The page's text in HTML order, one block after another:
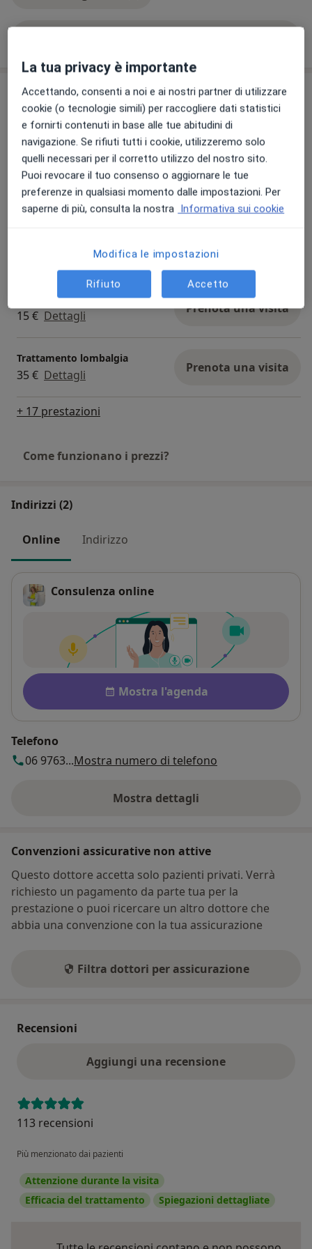
Prestazioni e prezzi
Fisioterapia
Da 30 € Dettagli Prenota una visita
Massoterapia
Da 30 € Dettagli Prenota una visita
Dettagli Prenota una visita
Ultrasuoni
15 € Dettagli Prenota una visita
Trattamento lombalgia
35 € Dettagli Prenota una visita
+ 17 prestazioni
Come funzionano i prezzi?
Indirizzi (2)
Online Indirizzo
Consulenza online
Disponibilità
Mostra l'agenda
Telefono
06 9763...Mostra numero di telefono
Mostra dettagli
sull'indirizzo
Convenzioni assicurative non attive
Questo dottore accetta solo pazienti privati. Verrà
richiesto un pagamento da parte tua per la
prestazione o puoi ricercare un altro dottore che
abbia una convenzione con la tua assicurazione
Filtra dottori per assicurazione
Recensioni
Aggiungi una recensione
113 recensioni
Più menzionato dai pazienti
Attenzione durante la visita
Efficacia del trattamento
Spiegazioni dettagliate
La tua privacy è importante
Accettando, consenti a noi e ai nostri partner di utilizzare
cookie (o tecnologie simili) per raccogliere dati statistici
e fornirti contenuti in base alle tue abitudini di
navigazione. Se rifiuti tutti i cookie, utilizzeremo solo
quelli necessari per il corretto utilizzo del nostro sito.
Puoi revocare il tuo consenso o aggiornare le tue
preferenze in qualsiasi momento dalle impostazioni. Per
saperne di più, consulta la nostra Informativa sui cookie
Modifica le impostazioni
Rifiuto Accetto